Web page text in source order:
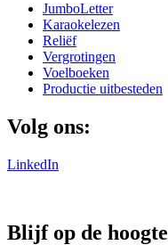
JumboLetter
Karaokelezen
Reliëf
Vergrotingen
Voelboeken
Productie uitbesteden
Volg ons:
LinkedIn
Blijf op de hoogte